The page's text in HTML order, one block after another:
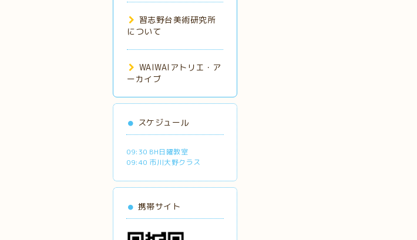
習志野台美術研究所
について
WAIWAIアトリエ・ア
ーカイブ
スケジュール
09:30 BH日曜教室
09:40 市川大野クラス
携帯サイト